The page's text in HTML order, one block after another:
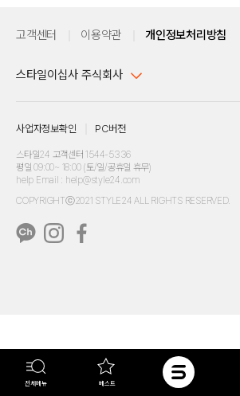
고객센터 이용약관 개인정보처리방침
스타일이십사 주식회사
주소 : 서울시 강남구 논현로 633, 6층 (논현동, 한세엠케이빌딩)
사업자등록번호 : 116-81-32499
통신판매업신고번호 : 제 2024-서울강남-04239
개인정보보호책임자 : 배기영
고객센터 1544-5336(평일 09:00~ 18:00 토/일/공휴일 휴무)
사업자정보확인 PC버전
스타일24 고객센터 1544-5336
평일 09:00~ 18:00 (토/일/공휴일 휴무)
help Email : help@style24.com
COPYRIGHTⓒ2021 STYLE24 ALL RIGHTS RESERVED.